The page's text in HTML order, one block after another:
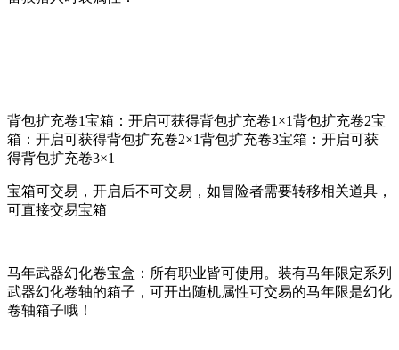
背包扩充卷1宝箱：开启可获得背包扩充卷1×1背包扩充卷2宝
箱：开启可获得背包扩充卷2×1背包扩充卷3宝箱：开启可获
得背包扩充卷3×1
宝箱可交易，开启后不可交易，如冒险者需要转移相关道具，
可直接交易宝箱
马年武器幻化卷宝盒：所有职业皆可使用。装有马年限定系列
武器幻化卷轴的箱子，可开出随机属性可交易的马年限是幻化
卷轴箱子哦！